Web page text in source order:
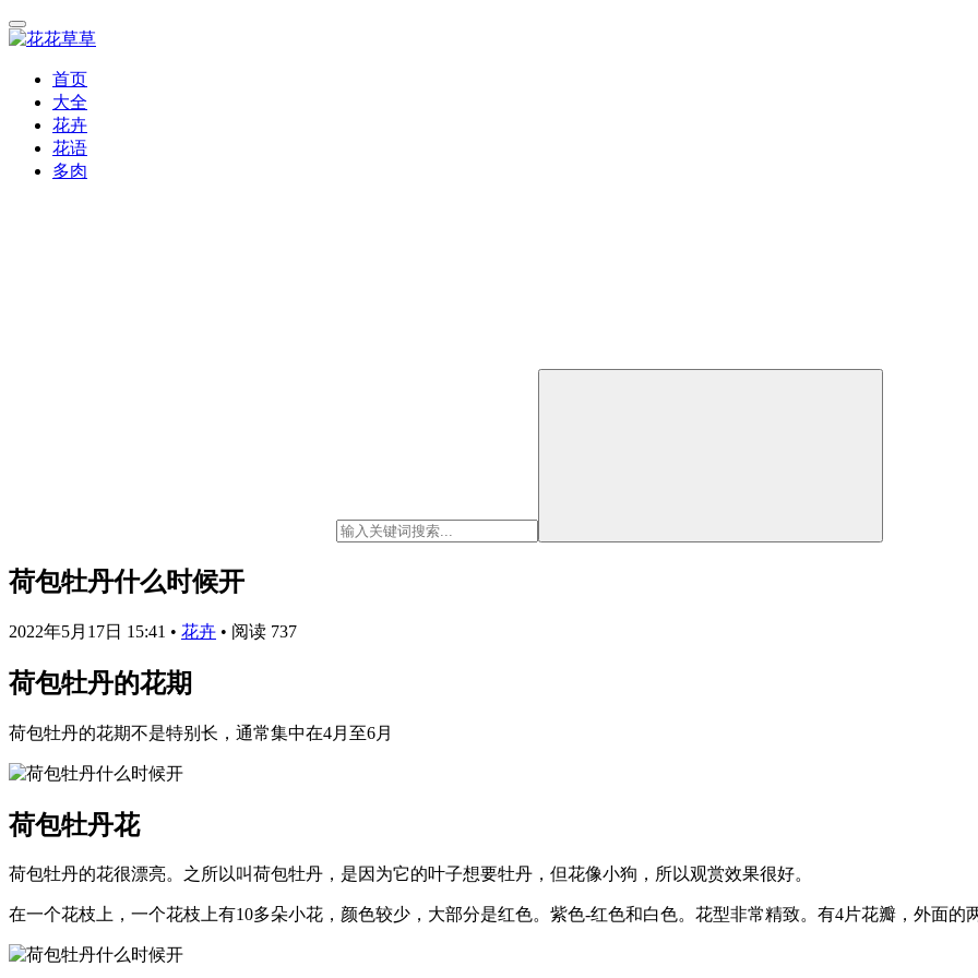
首页
大全
花卉
花语
多肉
荷包牡丹什么时候开
2022年5月17日 15:41 • 花卉 • 阅读 737
荷包牡丹的花期
荷包牡丹的花期不是特别长，通常集中在4月至6月
荷包牡丹花
荷包牡丹的花很漂亮。之所以叫荷包牡丹，是因为它的叶子想要牡丹，但花像小狗，所以观赏效果很好。
在一个花枝上，一个花枝上有10多朵小花，颜色较少，大部分是红色。紫色-红色和白色。花型非常精致。有4片花瓣，外面的